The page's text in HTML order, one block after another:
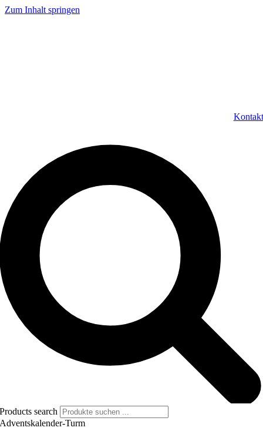
Zum Inhalt springen
Kontakt
Products search
Adventskalender-Turm